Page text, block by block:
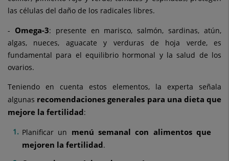
las células del daño de los radicales libres.
- Omega-3: presente en marisco, salmón, sardinas, atún,
algas, nueces, aguacate y verduras de hoja verde, es
fundamental para el equilibrio hormonal y la salud de los
ovarios.
Teniendo en cuenta estos elementos, la experta señala
algunas recomendaciones generales para una dieta que
mejore la fertilidad:
Planificar un menú semanal con alimentos que
mejoren la fertilidad.